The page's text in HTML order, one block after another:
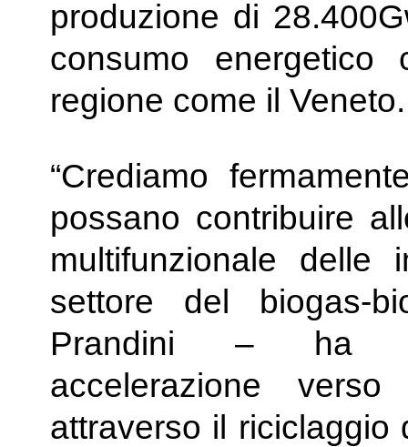
produzione di
consumo energetico
regione come il Veneto.
“Crediamo
possano contribuire
multifunzionale delle
settore del biogas-
Prandini – ha
accelerazione
attraverso il riciclaggio